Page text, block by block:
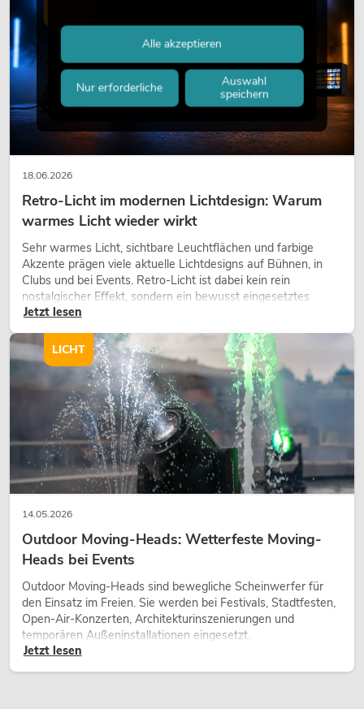
18.06.2026
Retro-Licht im modernen Lichtdesign: Warum
warmes Licht wieder wirkt
Sehr warmes Licht, sichtbare Leuchtflächen und farbige
Akzente prägen viele aktuelle Lichtdesigns auf Bühnen, in
Clubs und bei Events. Retro-Licht ist dabei kein rein
nostalgischer Effekt, sondern ein bewusst eingesetztes
Gestaltungsmittel: Es schafft Atmosphäre, gibt Szenen
Charakter und kann technische LED-Setups emotionaler
wirken lassen.
Jetzt lesen
14.05.2026
Outdoor Moving-Heads: Wetterfeste Moving-
Heads bei Events
Outdoor Moving-Heads sind bewegliche Scheinwerfer für
den Einsatz im Freien. Sie werden bei Festivals, Stadtfesten,
Open-Air-Konzerten, Architekturinszenierungen und
temporären Außeninstallationen eingesetzt.
Jetzt lesen
LICHT
Nur erforderliche
Auswahl
speichern
Alle akzeptieren